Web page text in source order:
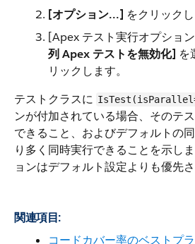
[オプション...] をクリックし
[Apex テスト実行オプション
列 Apex テストを無効化] を
リックします。
テストクラスに
ンが付加されている場合、そのテ
できること、およびデフォルトの
り多く同時実行できることを示し
ョンはデフォルト設定よりも優先さ
関連項目:
コードカバー率のベストプ